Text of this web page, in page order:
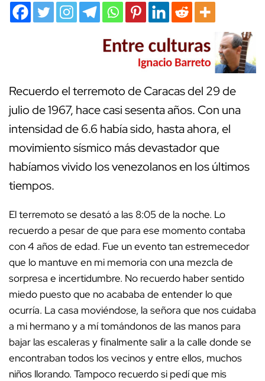
Recuerdo el terremoto de Caracas del 29 de
julio de 1967, hace casi sesenta años. Con una
intensidad de 6.6 había sido, hasta ahora, el
movimiento sísmico más devastador que
habíamos vivido los venezolanos en los últimos
tiempos.
El terremoto se desató a las 8:05 de la noche. Lo
recuerdo a pesar de que para ese momento contaba
con 4 años de edad. Fue un evento tan estremecedor
que lo mantuve en mi memoria con una mezcla de
sorpresa e incertidumbre. No recuerdo haber sentido
miedo puesto que no acababa de entender lo que
ocurría. La casa moviéndose, la señora que nos cuidaba
a mi hermano y a mí tomándonos de las manos para
bajar las escaleras y finalmente salir a la calle donde se
encontraban todos los vecinos y entre ellos, muchos
niños llorando. Tampoco recuerdo si pedí que mis